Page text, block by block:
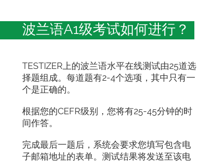
波兰语A1级考试如何进行？
TESTIZER上的波兰语水平在线测试由25道选
择题组成。每道题有2-4个选项，其中只有一
个是正确的。
根据您的CEFR级别，您将有25-45分钟的时
间作答。
完成最后一题后，系统会要求您填写包含电
子邮箱地址的表单。测试结果将发送至该电